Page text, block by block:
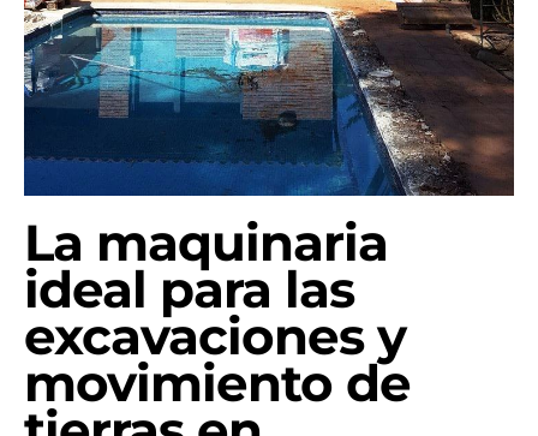
La maquinaria
ideal para las
excavaciones y
movimiento de